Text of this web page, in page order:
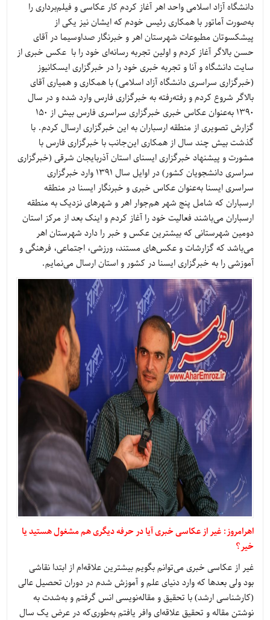
دانشگاه آزاد اسلامی واحد اهر آغاز کردم کار عکاسی و فیلم‌برداری را
به‌صورت آماتور با همکاری رئیس خودم که ایشان نیز یکی از
پیشکسوتان مطبوعات شهرستان اهر و خبرنگار صداوسیما در آقای
حسن بالاگر آغاز کردم و اولین تجربه رسانه‌ای خود را با عکس خبری از
سایت دانشگاه و آنا و تجربه خبری خود را در خبرگزاری ایسکانیوز
(خبرگزاری سراسری دانشگاه آزاد اسلامی) با همکاری و همیاری آقای
بالاگر شروع کردم و رفته‌رفته به خبرگزاری فارس وارد شده و در سال
1390 به‌عنوان عکاس خبری خبرگزاری سراسری فارس بیش از 150
گزارش تصویری از منطقه ارسباران به این خبرگزاری ارسال کردم. با
گذشت بیش چند سال از همکاری این‌جانب با خبرگزاری فارس با
مشورت و پیشنهاد خبرگزاری ایسنای استان آذربایجان شرقی (خبرگزاری
سراسری دانشجویان کشور) در اوایل سال 1391 وارد خبرگزاری
سراسری ایسنا به‌عنوان عکاس خبری و خبرنگار ایسنا در منطقه
ارسباران که شامل پنج شهر هم‌جوار اهر و شهرهای نزدیک به منطقه
ارسباران می‌باشند فعالیت خود را آغاز کردم و اینک بعد از مرکز استان
دومین شهرستانی که بیشترین عکس و خبر را دارد شهرستان اهر
می‌باشد که گزارشات و عکس‌های مستند، ورزشی، اجتماعی، فرهنگی و
آموزشی را به خبرگزاری ایسنا در کشور و استان ارسال می‌نمایم.
اهرامروز: غیر از عکاسی خبری آیا در حرفه دیگری هم مشغول هستید یا
خیر؟
غیر از عکاسی خبری می‌توانم بگویم بیشترین علاقه‌ام از ابتدا نقاشی
بود ولی بعدها که وارد دنیای علم و آموزش شدم در دوران تحصیل عالی
(کارشناسی ارشد) با تحقیق و مقاله‌نویسی انس گرفتم و به‌شدت به
نوشتن مقاله و تحقیق علاقه‌ای وافر یافتم به‌طوری‌که در عرض یک سال